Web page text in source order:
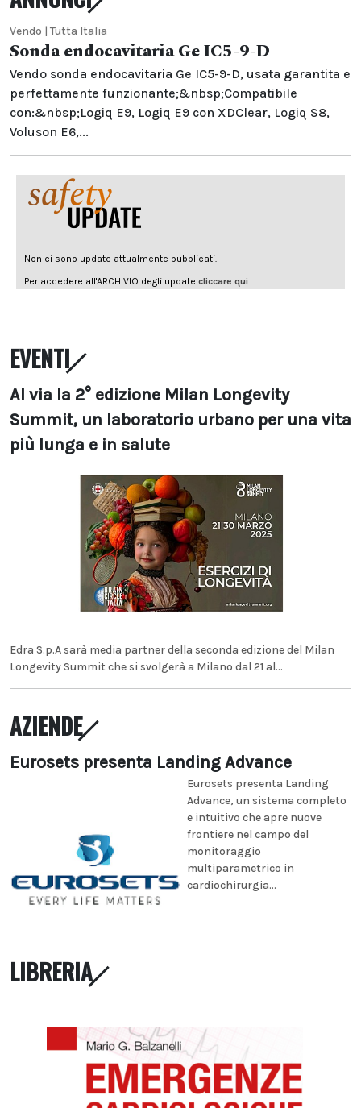
Vendo | Tutta Italia
Sonda endocavitaria Ge IC5-9-D
Vendo sonda endocavitaria Ge IC5-9-D, usata garantita e
perfettamente funzionante;&nbsp;Compatibile
con:&nbsp;Logiq E9, Logiq E9 con XDClear, Logiq S8,
Voluson E6,...
EVENTI
Al via la 2° edizione Milan Longevity
Summit, un laboratorio urbano per una vita
più lunga e in salute
Edra S.p.A sarà media partner della seconda edizione del Milan
Longevity Summit che si svolgerà a Milano dal 21 al...
AZIENDE
Eurosets presenta Landing Advance
Eurosets presenta Landing
Advance, un sistema completo
e intuitivo che apre nuove
frontiere nel campo del
monitoraggio
multiparametrico in
cardiochirurgia...
LIBRERIA